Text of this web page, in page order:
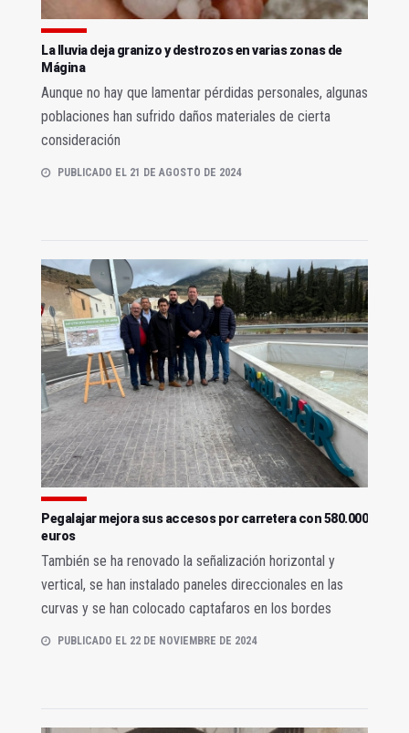
La lluvia deja granizo y destrozos en varias zonas de
Mágina
Aunque no hay que lamentar pérdidas personales, algunas
poblaciones han sufrido daños materiales de cierta
consideración
PUBLICADO EL 21 DE AGOSTO DE 2024
Pegalajar mejora sus accesos por carretera con 580.000
euros
También se ha renovado la señalización horizontal y
vertical, se han instalado paneles direccionales en las
curvas y se han colocado captafaros en los bordes
PUBLICADO EL 22 DE NOVIEMBRE DE 2024